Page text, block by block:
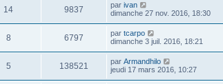
14 9837 par ivan
dimanche 27 nov. 2016, 18:30
8 6797 par tcarpo
dimanche 3 juil. 2016, 18:21
5 138521 par Armandhilo
jeudi 17 mars 2016, 10:27